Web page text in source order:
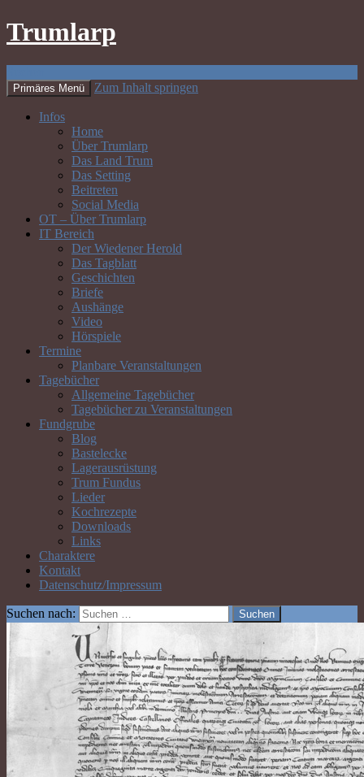
Trumlarp
Primäres Menü Zum Inhalt springen
Infos
Home
Über Trumlarp
Das Land Trum
Das Setting
Beitreten
Social Media
OT – Über Trumlarp
IT Bereich
Der Wiedener Herold
Das Tagblatt
Geschichten
Briefe
Aushänge
Video
Hörspiele
Termine
Planbare Veranstaltungen
Tagebücher
Allgemeine Tagebücher
Tagebücher zu Veranstaltungen
Fundgrube
Blog
Bastelecke
Lagerausrüstung
Trum Fundus
Lieder
Kochrezepte
Downloads
Links
Charaktere
Kontakt
Datenschutz/Impressum
Suchen nach: